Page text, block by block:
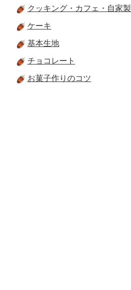
クッキング・カフェ・自家製
ケーキ
基本生地
チョコレート
お菓子作りのコツ